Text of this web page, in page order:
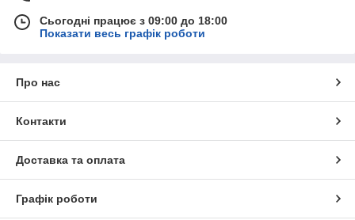
Сьогодні працює з 09:00 до 18:00
Показати весь графік роботи
Про нас
Контакти
Доставка та оплата
Графік роботи